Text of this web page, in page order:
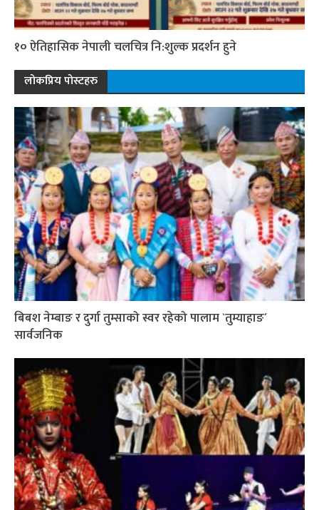
१० ऐतिहासिक नेपाली चलचित्र नि:शुल्क प्रदर्शन हुने
लोकप्रिय पोस्टहरु
बिबश नेम्बाङ र दुर्गा तुम्साको स्वर रहेको पालाम `तुम्याहाङ´
सार्वजनिक